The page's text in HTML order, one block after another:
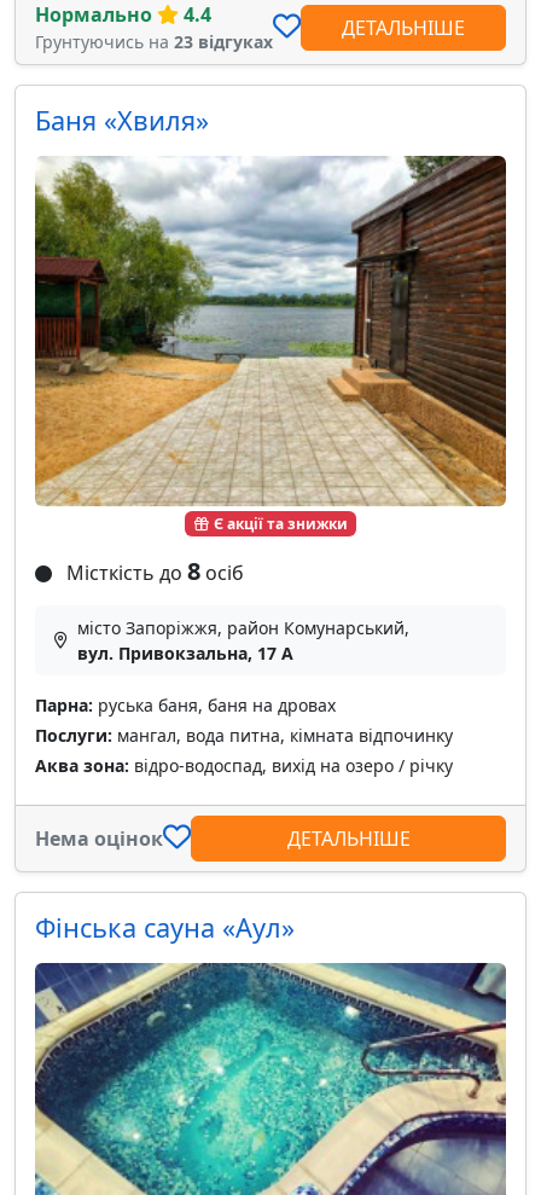
Нормально 4.4
Грунтуючись на 23 відгуках
ДЕТАЛЬНІШЕ
Є акції та знижки
Баня «Хвиля»
Місткість до 8 осіб
місто Запоріжжя, район Комунарський,
вул. Привокзальна, 17 А
Парна: руська баня, баня на дровах
Послуги: мангал, вода питна, кімната відпочинку
Аква зона: відро-водоспад, вихід на озеро / річку
Нема оцінок ДЕТАЛЬНІШЕ
Фінська сауна «Аул»